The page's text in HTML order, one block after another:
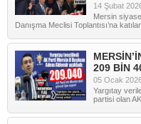
14 Şubat
Mersin
Danışma Meclisi Toplantısı’na
209 BİN
05 Ocak
Yargıtay
partisi olan